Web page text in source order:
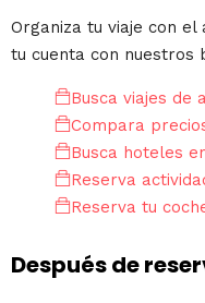
Organiza tu viaje con
tu cuenta con nuestros
Busca viajes de
Compara
Busca hoteles
Reserva
Reserva tu
Después de